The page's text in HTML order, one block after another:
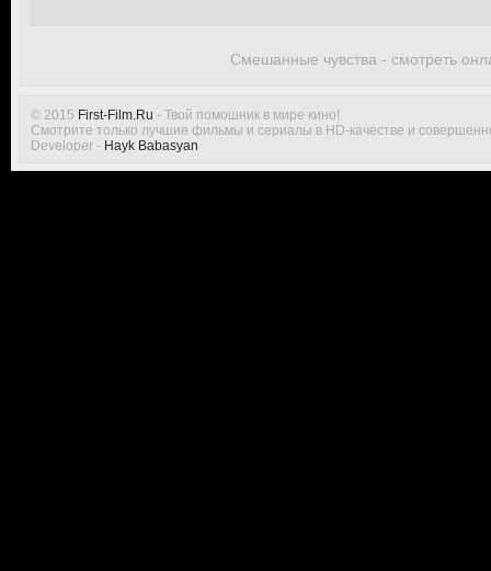
Смешанные чувства - смотреть
© 2015 First-Film.Ru - Твой помошник в мире кино!
Смотрите только лучшие фильмы и сериалы в HD-качестве и
Developer - Hayk Babasyan